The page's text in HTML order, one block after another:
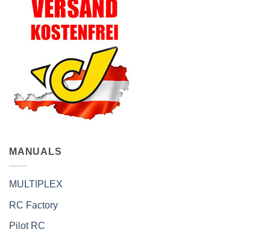
MANUALS
MULTIPLEX
RC Factory
Pilot RC